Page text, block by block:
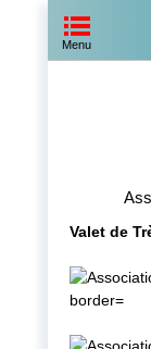
Menu
Valet de